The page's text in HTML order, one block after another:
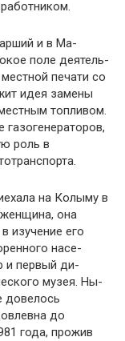
и в Ма­
поле деятель­
печати со
идея заме­ны
топли­вом.
газогенера­торов,
роль в
на Ко­лыму в
женщина, она
изучение его
насе­
и первый ди­
музея. Ны­
довелось
до
года, прожив